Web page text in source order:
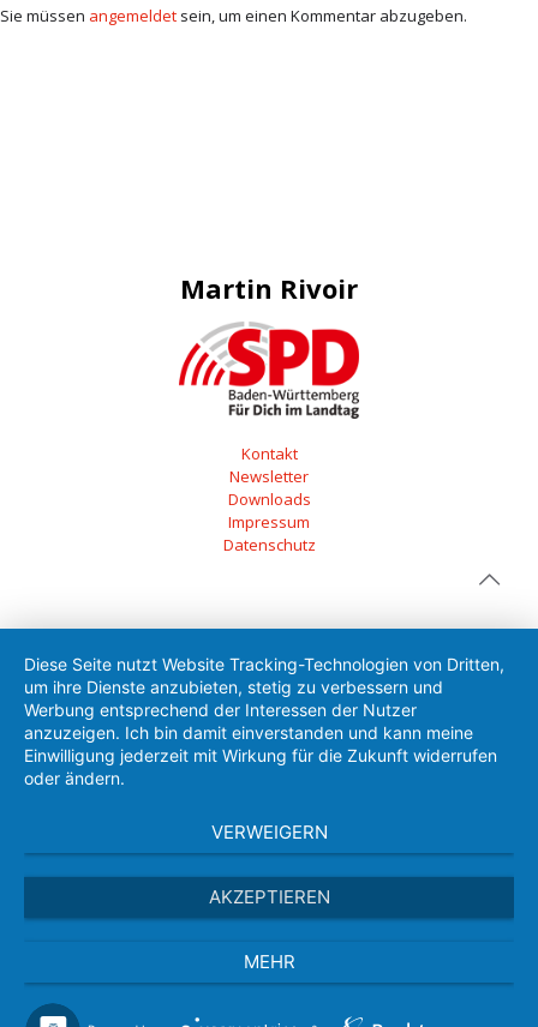
Sie müssen angemeldet sein, um einen Kommentar abzugeben.
Martin Rivoir
Kontakt
Newsletter
Downloads
Impressum
Datenschutz
Diese Seite nutzt Website Tracking-Technologien von Dritten,
um ihre Dienste anzubieten, stetig zu verbessern und
Werbung entsprechend der Interessen der Nutzer
anzuzeigen. Ich bin damit einverstanden und kann meine
Einwilligung jederzeit mit Wirkung für die Zukunft widerrufen
oder ändern.
VERWEIGERN
AKZEPTIEREN
MEHR